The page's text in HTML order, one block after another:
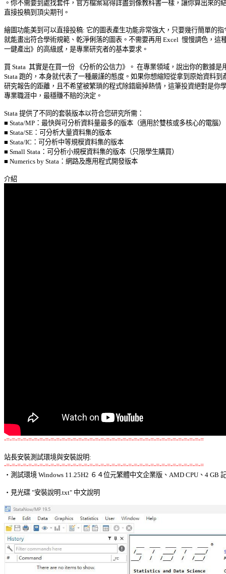
。你不需要到處找套件，官方檔案寫得詳盡到像教科書一樣，讓你算出來的
直接投稿到頂尖期刊。
繪圖功能美到可以直接投稿: 它的圖表產生功能非常強大，只要幾行簡單的
就能畫出符合學術規範、乾淨俐落的圖表。不需要再用 Excel  慢慢調色，這
一鍵產出》的高級感，是專業研究者的基本要求。
買 Stata  其實是在買一份 《分析的公信力》。 在專業領域，說出你的數據是
Stata 跑的，本身就代表了一種嚴謹的態度。如果你想縮短從拿到原始資料到
研究報告的距離，且不希望被繁瑣的程式除錯磨掉熱情，這筆投資絕對是你
專業職涯中，最穩賺不賠的決定。
Stata 提供了不同的套裝版本以符合您研究所需：
■ Stata/MP：最快與可分析資料量最多的版本（適用於雙核或多核心的電腦）
■ Stata/SE：可分析大量資料集的版本
■ Stata/IC：可分析中等規模資料集的版本
■ Small Stata：可分析小規模資料集的版本（只限學生購買）
■ Numerics by Stata：網路及應用程式開發版本
-=-=-=-=-=-=-=-=-=-=-=-=-=-=-=-=-=-=-=-=-=-=-=-=-=-=-=-=-=-=-=-=-=-=-=-=
站長安裝測試環境與安裝說明:
-=-=-=-=-=-=-=-=-=-=-=-=-=-=-=-=-=-=-=-=-=-=-=-=-=-=-=-=-=-=-=-=-=-=-=-=
‧測試環境 Windows 11.25H2 ６４位元繁體中文企業版、AMD CPU、4 GB
‧見光碟 "安裝說明.txt" 中文說明